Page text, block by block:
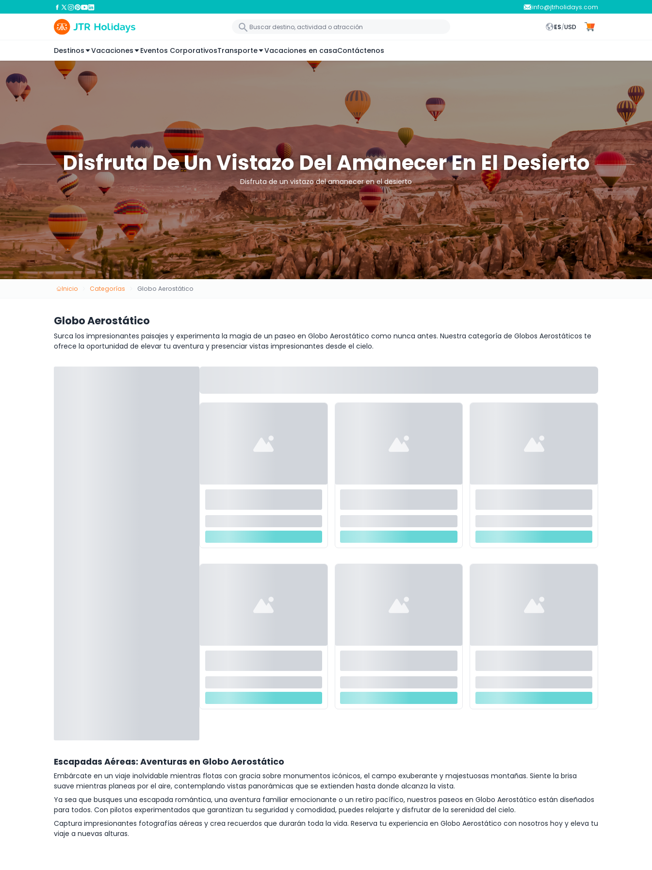
info@jtrholidays.com
ES/USD
Destinos Vacaciones Eventos CorporativosTransporte Vacaciones en casaContáctenos
Disfruta De Un Vistazo Del Amanecer En El Desierto
Disfruta de un vistazo del amanecer en el desierto
Inicio Categorías Globo Aerostático
Globo Aerostático
Surca los impresionantes paisajes y experimenta la magia de un paseo en Globo Aerostático como nunca antes. Nuestra categoría de Globos Aerostáticos te
ofrece la oportunidad de elevar tu aventura y presenciar vistas impresionantes desde el cielo.
Escapadas Aéreas: Aventuras en Globo Aerostático
Embárcate en un viaje inolvidable mientras flotas con gracia sobre monumentos icónicos, el campo exuberante y majestuosas montañas. Siente la brisa
suave mientras planeas por el aire, contemplando vistas panorámicas que se extienden hasta donde alcanza la vista.
Ya sea que busques una escapada romántica, una aventura familiar emocionante o un retiro pacífico, nuestros paseos en Globo Aerostático están diseñados
para todos. Con pilotos experimentados que garantizan tu seguridad y comodidad, puedes relajarte y disfrutar de la serenidad del cielo.
Captura impresionantes fotografías aéreas y crea recuerdos que durarán toda la vida. Reserva tu experiencia en Globo Aerostático con nosotros hoy y eleva tu
viaje a nuevas alturas.